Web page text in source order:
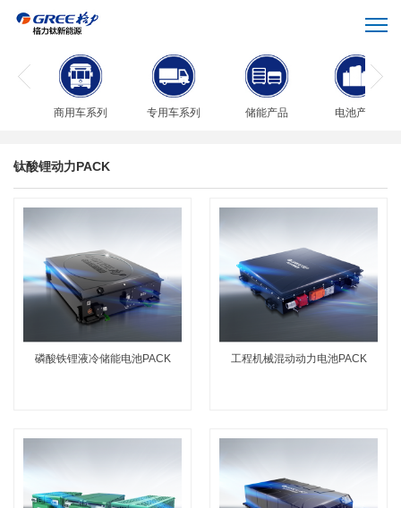
商用车系列 专用车系列 储能产品 电池产品
钛酸锂动力PACK
磷酸铁锂液冷储能电池PACK 工程机械混动动力电池PACK